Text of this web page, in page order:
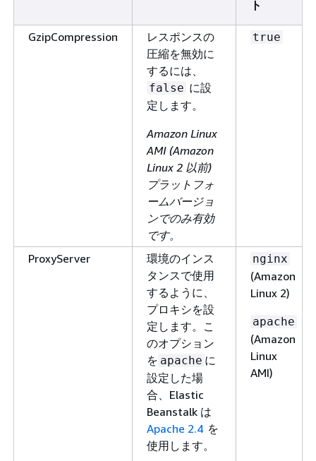
ト
GzipCompression
レスポンスの
圧縮を無効に
するには、
false に設
定します。
Amazon Linux
AMI (Amazon
Linux 2 以前)
プラットフォ
ームバージョ
ンでのみ有効
です。
true
ProxyServer
環境のインス
タンスで使用
するように、
プロキシを設
定します。こ
のオプション
を apache に
設定した場
合、Elastic
Beanstalk は
Apache 2.4 を
使用します。
nginx
(Amazon
Linux 2)
apache
(Amazon
Linux
AMI)